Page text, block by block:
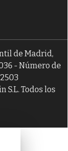
de Madrid,
- Número de
S.L. Todos los